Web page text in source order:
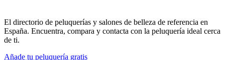
El directorio de peluquerías y salones de belleza de referencia en
España. Encuentra, compara y contacta con la peluquería ideal cerca
de ti.
Añade tu peluquería gratis